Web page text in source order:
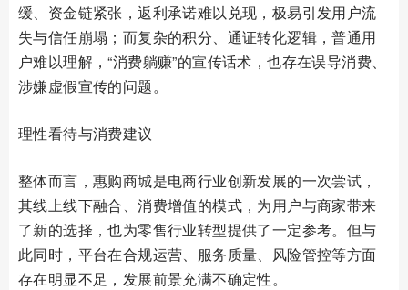
缓、资金链紧张，返利承诺难以兑现，极易引发用户流
失与信任崩塌；而复杂的积分、通证转化逻辑，普通用
户难以理解，“消费躺赚”的宣传话术，也存在误导消费、
涉嫌虚假宣传的问题。
理性看待与消费建议
整体而言，惠购商城是电商行业创新发展的一次尝试，
其线上线下融合、消费增值的模式，为用户与商家带来
了新的选择，也为零售行业转型提供了一定参考。但与
此同时，平台在合规运营、服务质量、风险管控等方面
存在明显不足，发展前景充满不确定性。